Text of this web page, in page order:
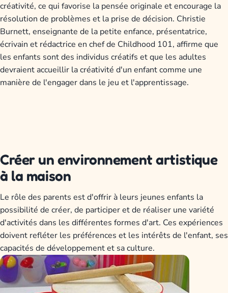
créativité, ce qui favorise la pensée originale et encourage la
résolution de problèmes et la prise de décision. Christie
Burnett, enseignante de la petite enfance, présentatrice,
écrivain et rédactrice en chef de Childhood 101, affirme que
les enfants sont des individus créatifs et que les adultes
devraient accueillir la créativité d'un enfant comme une
manière de l'engager dans le jeu et l'apprentissage.
Créer un environnement artistique
à la maison
Le rôle des parents est d'offrir à leurs jeunes enfants la
possibilité de créer, de participer et de réaliser une variété
d'activités dans les différentes formes d'art. Ces expériences
doivent refléter les préférences et les intérêts de l'enfant, ses
capacités de développement et sa culture.